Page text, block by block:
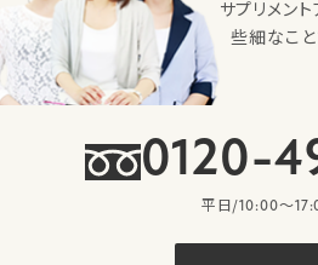
サプリメン
些細なこ
0120-
平日/10:00〜